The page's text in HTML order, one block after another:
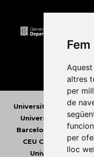
altres
per
de
per
lloc
Universitat Abat Oliba
Universitat
Barcelona
CEU Cardenal
Universitat de les